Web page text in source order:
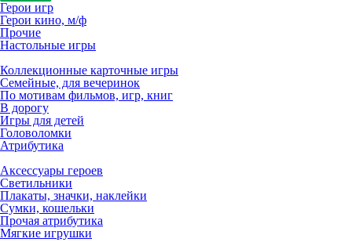
Герои игр
Герои кино, м/ф
Прочие
Настольные игры
Коллекционные карточные игры
Семейные, для вечеринок
По мотивам фильмов, игр, книг
В дорогу
Игры для детей
Головоломки
Атрибутика
Аксессуары героев
Светильники
Плакаты, значки, наклейки
Сумки, кошельки
Прочая атрибутика
Мягкие игрушки